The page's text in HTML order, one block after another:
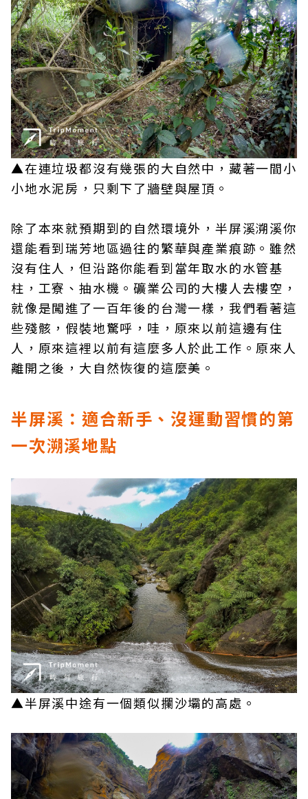
▲在連垃圾都沒有幾張的大自然中，藏著一間小
小地水泥房，只剩下了牆壁與屋頂。
除了本來就預期到的自然環境外，半屏溪溯溪你
還能看到瑞芳地區過往的繁華與產業痕跡。雖然
沒有住人，但沿路你能看到當年取水的水管基
柱，工寮、抽水機。礦業公司的大樓人去樓空，
就像是闖進了一百年後的台灣一樣，我們看著這
些殘骸，假裝地驚呼，哇，原來以前這邊有住
人，原來這裡以前有這麼多人於此工作。原來人
離開之後，大自然恢復的這麼美。
半屏溪：適合新手、沒運動習慣的第
一次溯溪地點
▲半屏溪中途有一個類似攔沙壩的高處。